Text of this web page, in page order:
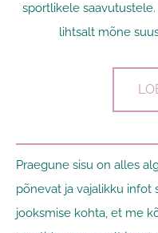
sportlikele
lihtsalt mõne
Praegune sisu on alles
põnevat ja vajalikku infot
jooksmise kohta, et me